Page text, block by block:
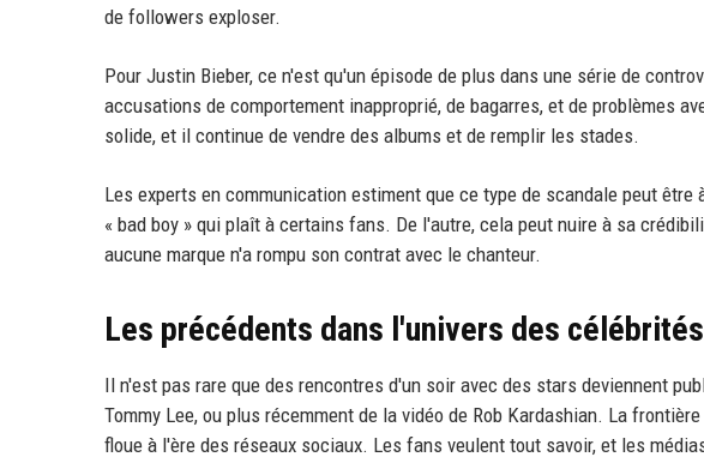
de followers exploser.
Pour Justin Bieber, ce n'est qu'un épisode de plus dans une série de
accusations de comportement inapproprié, de bagarres, et de problèmes
solide, et il continue de vendre des albums et de remplir les stades.
Les experts en communication estiment que ce type de scandale peut
« bad boy » qui plaît à certains fans. De l'autre, cela peut nuire à sa
aucune marque n'a rompu son contrat avec le chanteur.
Les précédents dans l'univers des célébrités
Il n'est pas rare que des rencontres d'un soir avec des stars deviennent
Tommy Lee, ou plus récemment de la vidéo de Rob Kardashian. La
floue à l'ère des réseaux sociaux. Les fans veulent tout savoir, et les